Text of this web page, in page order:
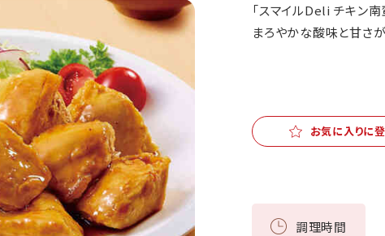
「スマイルDeli チキン南
まろやかな酸味と甘さ
お気に入りに
調理時間